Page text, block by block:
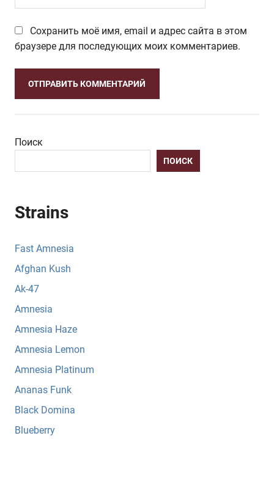
Сохранить моё имя, email и адрес сайта в этом
браузере для последующих моих комментариев.
Поиск
ПОИСК
Strains
Fast Amnesia
Afghan Kush
Ak-47
Amnesia
Amnesia Haze
Amnesia Lemon
Amnesia Platinum
Ananas Funk
Black Domina
Blueberry